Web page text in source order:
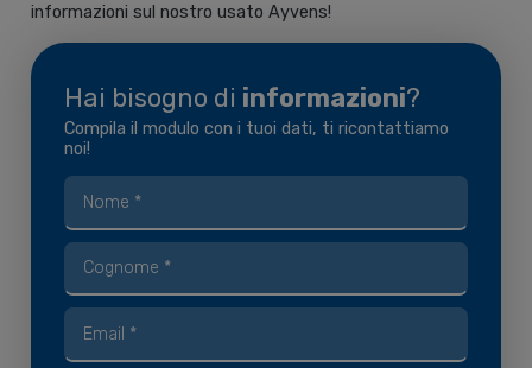
informazioni sul nostro usato Ayvens!
Hai bisogno di informazioni?
Compila il modulo con i tuoi dati, ti ricontattiamo
noi!